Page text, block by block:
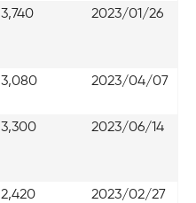
3,740 2023/01/26
3,080 2023/04/07
3,300 2023/06/14
2,420 2023/02/27